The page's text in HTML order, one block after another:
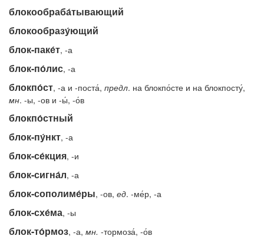
блокообраба́тывающий
блокообразу́ющий
блок-паке́т, -а
блок-по́лис, -а
блокпо́ст, -а и -поста́, предл. на блокпо́сте и на блокпосту́,
мн. -ы, -ов и -ы́, -о́в
блокпо́стный
блок-пу́нкт, -а
блок-се́кция, -и
блок-сигна́л, -а
блок-сополиме́ры, -ов, ед. -ме́р, -а
блок-схе́ма, -ы
блок-то́рмоз, -а, мн. -тормоза́, -о́в